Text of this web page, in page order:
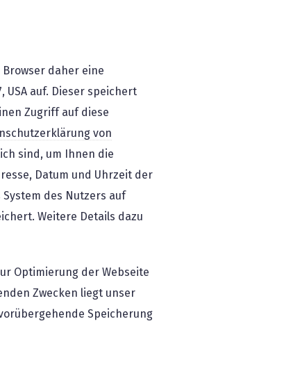
daher eine
USA auf. Dieser speichert
Zugriff auf diese
von
sind, um Ihnen die
Datum und Uhrzeit der
des Nutzers auf
Weitere Details dazu
Optimierung der Webseite
Zwecken liegt unser
Speicherung